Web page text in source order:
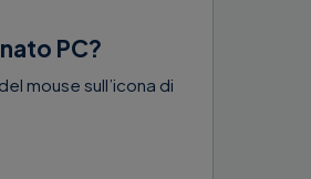
PC?
mouse sull’icona di